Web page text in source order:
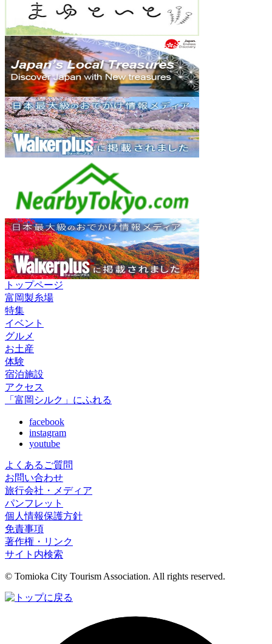
トップページ
富岡製糸場
特集
イベント
グルメ
お土産
体験
宿泊施設
アクセス
「富岡シルク」にふれる
facebook
instagram
youtube
よくあるご質問
お問い合わせ
旅行会社・メディア
パンフレット
個人情報保護方針
免責事項
著作権・リンク
サイト内検索
© Tomioka City Tourism Association. All rights reserved.